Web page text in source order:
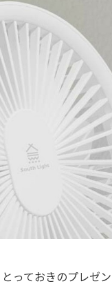
っておきのプレゼ